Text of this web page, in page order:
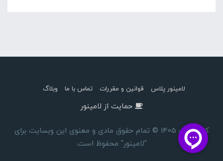
لامینور پلاس قوانین و مقررات تماس با ما وبلاگ
حمایت از لامینور
کپی رایت 1405 © تمام حقوق مادی و معنوی این وبسایت برای
"لامینور" محفوظ است.